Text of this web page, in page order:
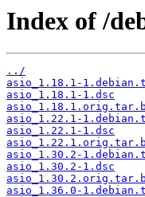
Index of /
../
asio_1.18.1-
asio_1.18.1-1.dsc
asio_1.22.1-
asio_1.22.1-1.dsc
asio_1.30.2-
asio_1.30.2-1.dsc
asio_1.36.0-